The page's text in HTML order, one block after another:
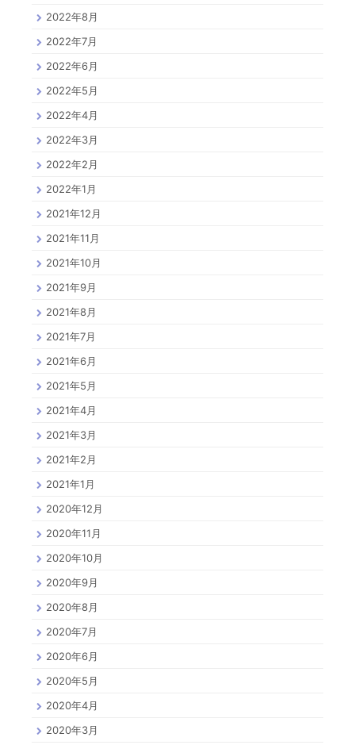
2022年8月
2022年7月
2022年6月
2022年5月
2022年4月
2022年3月
2022年2月
2022年1月
2021年12月
2021年11月
2021年10月
2021年9月
2021年8月
2021年7月
2021年6月
2021年5月
2021年4月
2021年3月
2021年2月
2021年1月
2020年12月
2020年11月
2020年10月
2020年9月
2020年8月
2020年7月
2020年6月
2020年5月
2020年4月
2020年3月